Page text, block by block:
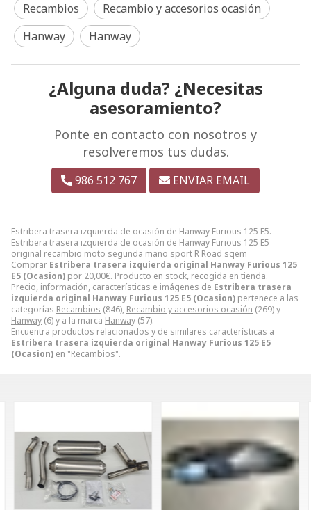
Estribera trasera izquierda de ocasión de Hanway Furious 125 E5.
Estribera trasera izquierda de ocasión de Hanway Furious 125 E5
original recambio moto segunda mano sport R Road sqem
Comprar Estribera trasera izquierda original Hanway Furious 125
E5 (Ocasion) por 20,00€. Producto en stock, recogida en tienda.
Precio, información, características e imágenes de Estribera trasera
izquierda original Hanway Furious 125 E5 (Ocasion) pertenece a las
categorías Recambios (846), Recambio y accesorios ocasión (269) y
Hanway (6) y a la marca Hanway (57).
Encuentra productos relacionados y de similares características a
Estribera trasera izquierda original Hanway Furious 125 E5
(Ocasion) en "Recambios".
Recambios
Recambio y accesorios ocasión
Hanway
Hanway
¿Alguna duda? ¿Necesitas
asesoramiento?
Ponte en contacto con nosotros y
resolveremos tus dudas.
986 512 767 ENVIAR EMAIL